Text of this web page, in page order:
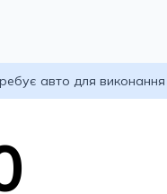
авто для